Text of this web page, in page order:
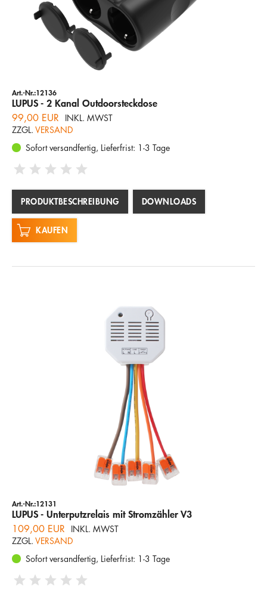
Art.-Nr.:12136
LUPUS - 2 Kanal Outdoorsteckdose
99,00 EUR
INKL. MWST
ZZGL. VERSAND
Sofort versandfertig, Lieferfrist: 1-3 Tage
PRODUKTBESCHREIBUNG DOWNLOADS
KAUFEN
Art.-Nr.:12131
LUPUS - Unterputzrelais mit Stromzähler V3
109,00 EUR
INKL. MWST
ZZGL. VERSAND
Sofort versandfertig, Lieferfrist: 1-3 Tage